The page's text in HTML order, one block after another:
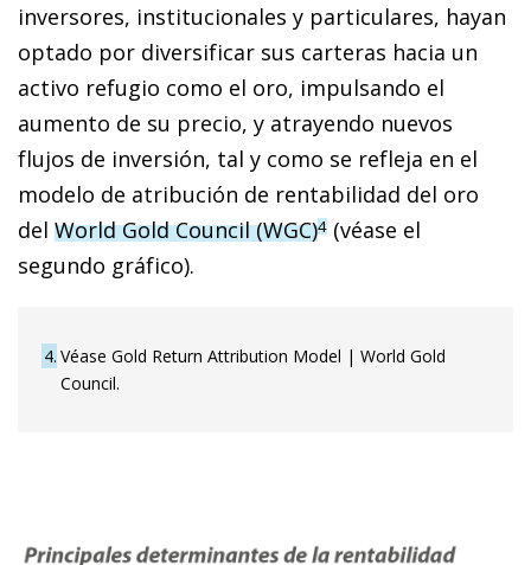
inversores, institucionales y particulares, hayan
optado por diversificar sus carteras hacia un
activo refugio como el oro, impulsando el
aumento de su precio, y atrayendo nuevos
flujos de inversión, tal y como se refleja en el
modelo de atribución de rentabilidad del oro
del World Gold Council (WGC)4 (véase el
segundo gráfico).
4 Véase Gold Return Attribution Model | World Gold
Council.